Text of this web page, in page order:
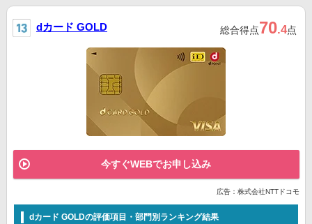
dカード GOLD 総合得点70.4点
今すぐWEBでお申し込み
広告：株式会社NTTドコモ
dカード GOLDの評価項目・部門別ランキング結果